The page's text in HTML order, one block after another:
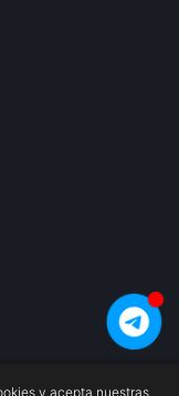
y acepta nuestras